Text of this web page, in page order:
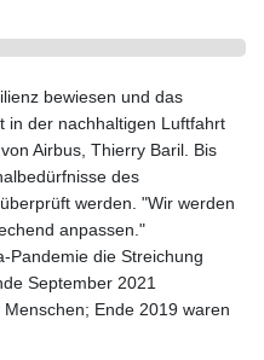
bewiesen und das
in der nachhaltigen Luftfahrt
Airbus, Thierry Baril. Bis
des
werden. "Wir werden
anpassen."
Pandemie die Streichung
September 2021
Ende 2019 waren